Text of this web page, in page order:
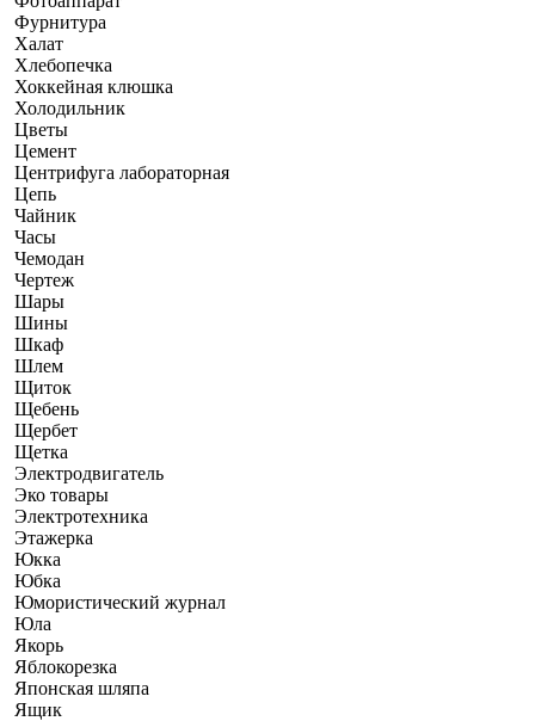
Фурнитура
Халат
Хлебопечка
Хоккейная клюшка
Холодильник
Цветы
Цемент
Центрифуга лабораторная
Цепь
Чайник
Часы
Чемодан
Чертеж
Шары
Шины
Шкаф
Шлем
Щиток
Щебень
Щербет
Щетка
Электродвигатель
Эко товары
Электротехника
Этажерка
Юкка
Юбка
Юмористический журнал
Юла
Якорь
Яблокорезка
Японская шляпа
Ящик